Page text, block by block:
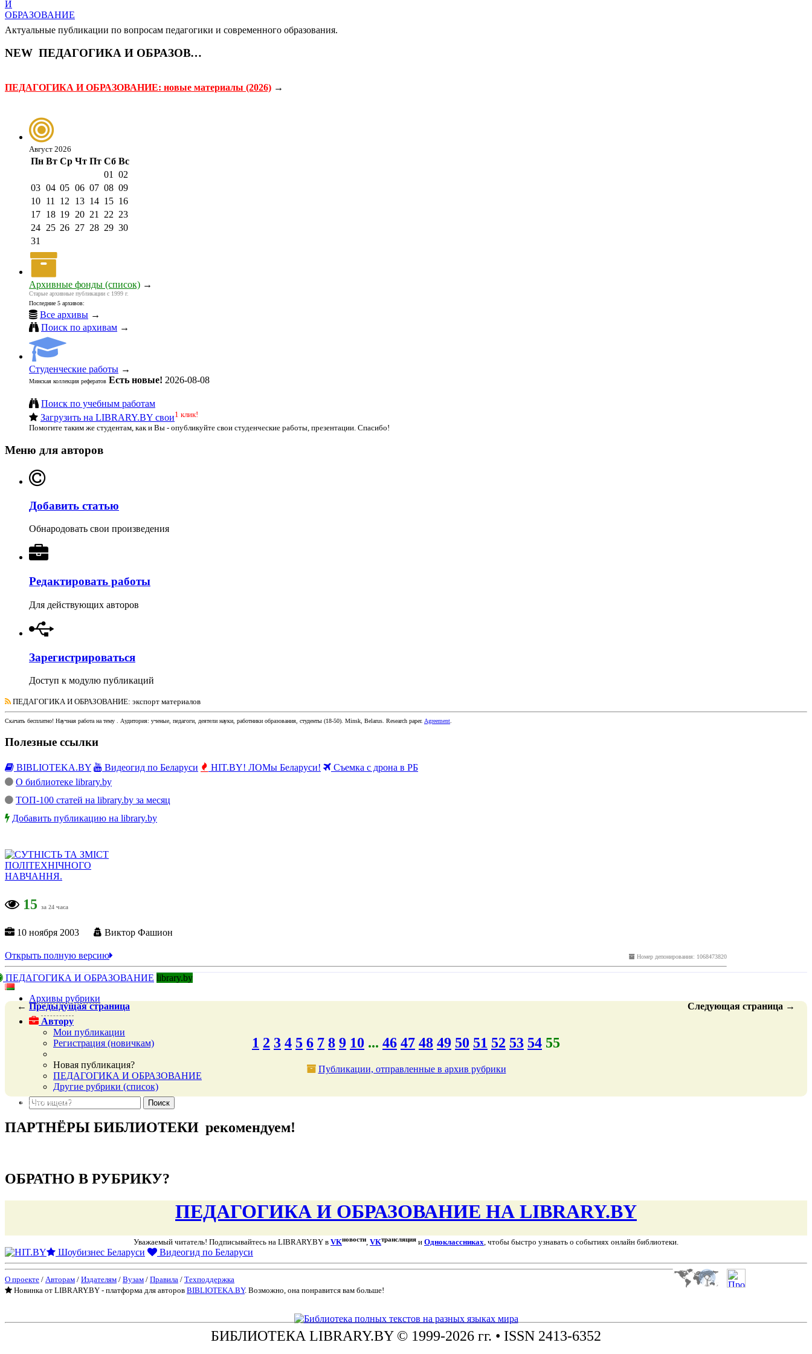
Актуальные публикации по вопросам педагогики и современного образования.
NEW ПЕДАГОГИКА И ОБРАЗОВАНИЕ
ПЕДАГОГИКА И ОБРАЗОВАНИЕ: новые материалы (2026) →
Август 2026
Пн Вт Ср Чт Пт Сб Вс
01
02
03 04 05 06 07 08 09
10 11 12 13 14 15 16
17 18 19 20 21 22 23
24 25 26 27 28 29 30
31
Архивные фонды (список) →
Старые архивные публикации с 1999 г.
Последние 5 архивов:
Все архивы →
Поиск по архивам →
Студенческие работы →
Минская коллекция рефератов Есть новые! 2026-08-08
Поиск по учебным работам
Загрузить на LIBRARY.BY свои1 клик!
Помогите таким же студентам, как и Вы - опубликуйте свои студенческие работы, презентации. Спасибо!
Меню для авторов
Добавить статью
Обнародовать свои произведения
Редактировать работы
Для действующих авторов
Зарегистрироваться
Доступ к модулю публикаций
ПЕДАГОГИКА И ОБРАЗОВАНИЕ: экспорт материалов
Скачать бесплатно! Научная работана тему . Аудитория: ученые, педагоги, деятели науки, работники образования, студенты (18-50). Minsk, Belarus. Research paper. Agreement.
Полезные ссылки
BIBLIOTEKA.BY Видеогид по Беларуси HIT.BY! ЛОМы Беларуси!
Съемка с дрона в РБ
О библиотеке library.by
ТОП-100 статей на library.by за месяц
Добавить публикацию на library.by
15 за 24 часа
10 ноября 2003 Виктор Фашион
Номер депонирования: 1068473820
Открыть полную версию
ПЕДАГОГИКА И ОБРАЗОВАНИЕ library.by
Архивы рубрики
Автору
Мои публикации
Регистрация (новичкам)
Новая публикация?
ПЕДАГОГИКА И ОБРАЗОВАНИЕ
Другие рубрики (список)
← Предыдущаястраница Следующая страница →
1 2 3 4 5 6 7 8 9 10 ... 46 47 48 49 50 51 52 53 54 55
Публикации, отправленные в архив рубрики
подняться наверх ↑
ПАРТНЁРЫ БИБЛИОТЕКИ рекомендуем!
ОБРАТНО В РУБРИКУ?
ПЕДАГОГИКА И ОБРАЗОВАНИЕ НА LIBRARY.BY
Уважаемый читатель! Подписывайтесь на LIBRARY.BY в VKновости, VKтрансляция и Одноклассниках, чтобы быстро узнавать о событиях онлайн библиотеки.
Шоубизнес Беларуси Видеогид по Беларуси
О проекте / Авторам / Издателям / Вузам / Правила / Техподдержка
Новинка от LIBRARY.BY - платформа для авторов BIBLIOTEKA.BY. Возможно, она понравится вам больше!
БИБЛИОТЕКАLIBRARY.BY © 1999-2026 гг. • ISSN 2413-6352